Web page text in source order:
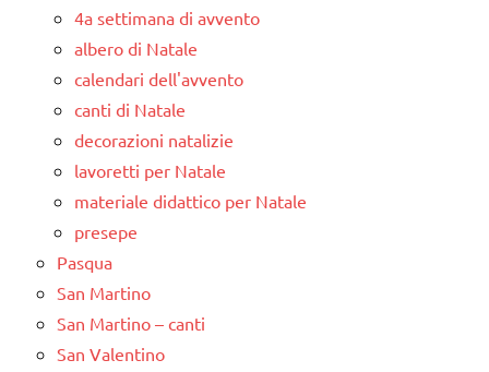
4a settimana di avvento
albero di Natale
calendari dell'avvento
canti di Natale
decorazioni natalizie
lavoretti per Natale
materiale didattico per Natale
presepe
Pasqua
San Martino
San Martino – canti
San Valentino